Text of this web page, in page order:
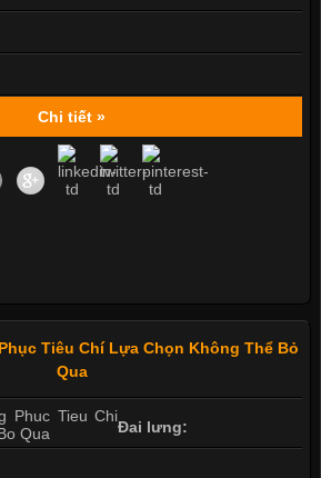
Chi tiết »
Tiêu Chí Lựa Chọn Không Thể Bỏ
Qua
Đai lưng: